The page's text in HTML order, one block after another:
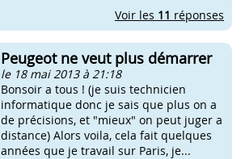
Voir les 11 réponses
Peugeot ne veut plus démarrer
le 18 mai 2013 à 21:18
Bonsoir a tous ! (je suis technicien
informatique donc je sais que plus on a
de précisions, et "mieux" on peut juger a
distance) Alors voila, cela fait quelques
années que je travail sur Paris, je...